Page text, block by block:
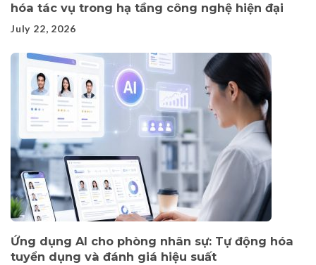
hóa tác vụ trong hạ tầng công nghệ hiện đại
July 22, 2026
Ứng dụng AI cho phòng nhân sự: Tự động hóa
tuyển dụng và đánh giá hiệu suất